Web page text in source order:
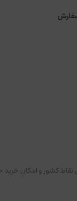
نقاط کشور و